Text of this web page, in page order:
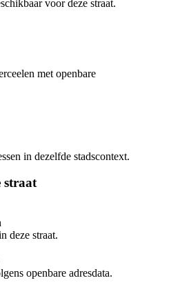
voor deze straat.
met openbare
in dezelfde stadscontext.
straat
deze straat.
openbare adresdata.